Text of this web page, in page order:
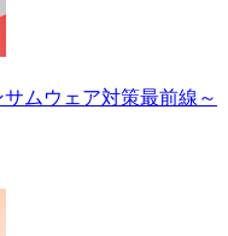
ムウェア対策最前線～